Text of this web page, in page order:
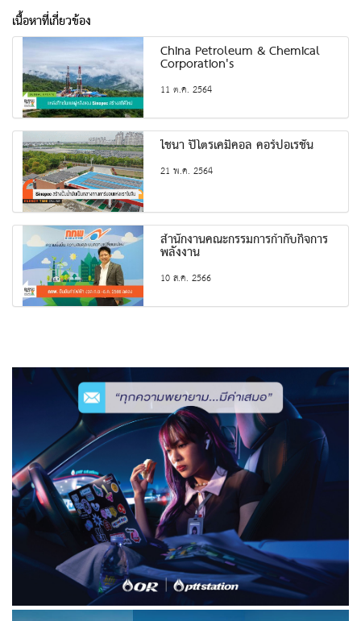
เนื้อหาที่เกี่ยวข้อง
China Petroleum & Chemical
Corporation's
11 ต.ค. 2564
ไชนา ปิโตรเคมิคอล คอร์ปอเรชัน
21 พ.ค. 2564
สำนักงานคณะกรรมการกำกับกิจการ
พลังงาน
10 ส.ค. 2566